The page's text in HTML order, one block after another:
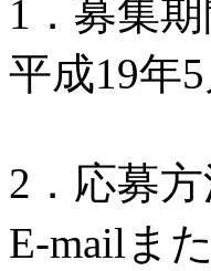
1．募集期
平成19年
2．応募
E-mailま